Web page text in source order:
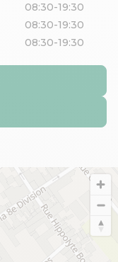
08:30-19:30
08:30-19:30
08:30-19:30